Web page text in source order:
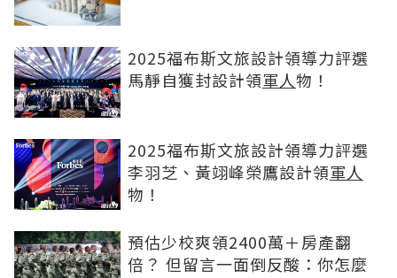
2025福布斯文旅設計領導力評選
馬靜自獲封設計領軍人物！
2025福布斯文旅設計領導力評選
李羽芝、黃翊峰榮鷹設計領軍人
物！
預估少校爽領2400萬＋房產翻
倍？ 但留言一面倒反酸：你怎麼